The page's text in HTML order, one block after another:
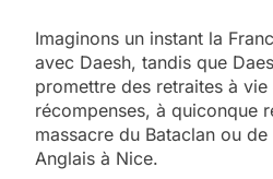
Imaginons un instant la
avec Daesh, tandis que
promettre des retraites à vie
récompenses, à quiconque
massacre du Bataclan ou
Anglais à Nice.